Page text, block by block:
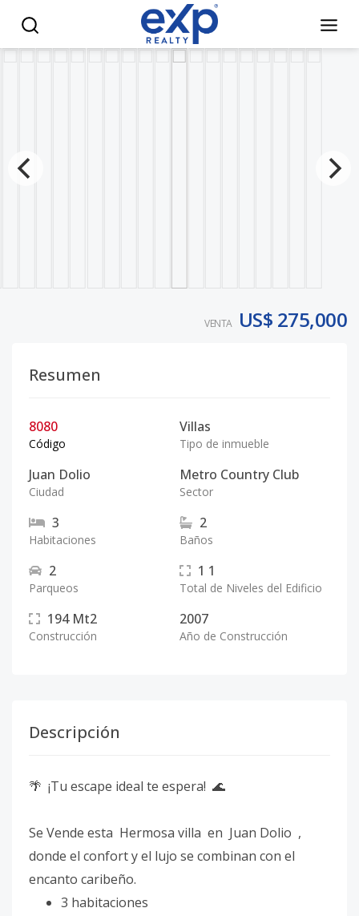
VENTA US$ 275,000
Resumen
8080
Código
Villas
Tipo de inmueble
Juan Dolio
Ciudad
Metro Country Club
Sector
3
Habitaciones
2
Baños
2
Parqueos
1 1
Total de Niveles del Edificio
194 Mt2
Construcción
2007
Año de Construcción
Descripción
🌴 ¡Tu escape ideal te espera! 🌊
Se Vende esta Hermosa villa en Juan Dolio ,
donde el confort y el lujo se combinan con el
encanto caribeño.
3 habitaciones
¡Vive el encanto de Juan Dolio en esta villa llena de